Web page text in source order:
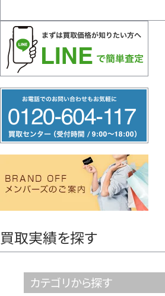
リ
ー
ヤ
買取実績を探す
カテゴリから探す